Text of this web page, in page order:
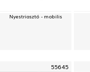
Nyestriasztó - mobilis
55645